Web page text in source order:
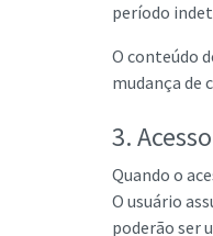
período
O conteúdo
mudança de
3.
Quando o
O usuário
poderão ser